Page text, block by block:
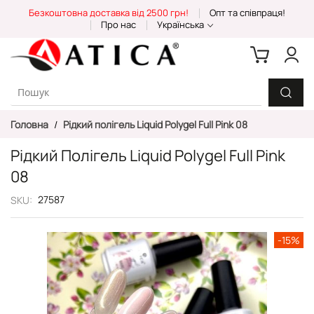
Content
Безкоштовна доставка від 2500 грн!
Опт та співпраця!
Про нас
Українська
Головна Рідкий полігель Liquid Polygel Full Pink 08
Рідкий Полігель Liquid Polygel Full Pink
08
SKU 27587
Перейти
галереї
зображень
-15%